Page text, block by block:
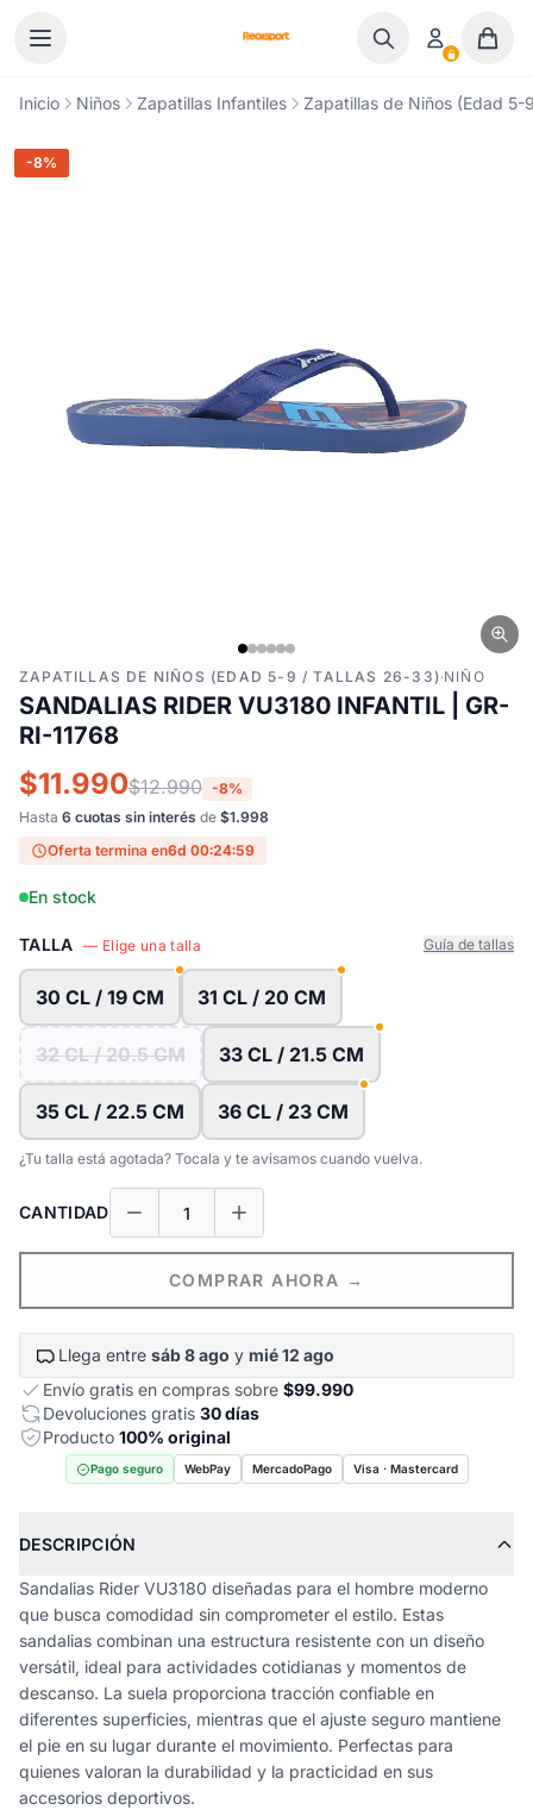
Inicio Niños Zapatillas Infantiles Zapatillas de Niños (Edad
-8%
ZAPATILLAS DE NIÑOS (EDAD 5-9 / TALLAS 26-33)·NIÑO
SANDALIAS RIDER VU3180 INFANTIL | GR-
RI-11768
$11.990$12.990 -8%
Hasta 6 cuotas sin interés de $1.998
Oferta termina en6d 00:24:58
En stock
TALLA — Elige una talla Guía de tallas
30 CL / 19 CM 31 CL / 20 CM
32 CL / 20.5 CM 33 CL / 21.5 CM
35 CL / 22.5 CM 36 CL / 23 CM
¿Tu talla está agotada? Tocala y te avisamos cuando vuelva.
CANTIDAD
COMPRAR AHORA →
Llega entre sáb 8 ago y mié 12 ago
Envío gratis en compras sobre $99.990
Devoluciones gratis 30 días
Producto 100% original
Pago seguro WebPay MercadoPago Visa · Mastercard
DESCRIPCIÓN
Sandalias Rider VU3180 diseñadas para el hombre moderno
que busca comodidad sin comprometer el estilo. Estas
sandalias combinan una estructura resistente con un diseño
versátil, ideal para actividades cotidianas y momentos de
descanso. La suela proporciona tracción confiable en
diferentes superficies, mientras que el ajuste seguro mantiene
el pie en su lugar durante el movimiento. Perfectas para
quienes valoran la durabilidad y la practicidad en sus
accesorios deportivos.